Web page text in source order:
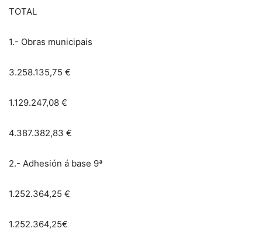
TOTAL
1.- Obras municipais
3.258.135,75 €
1.129.247,08 €
4.387.382,83 €
2.- Adhesión á base 9ª
1.252.364,25 €
1.252.364,25€